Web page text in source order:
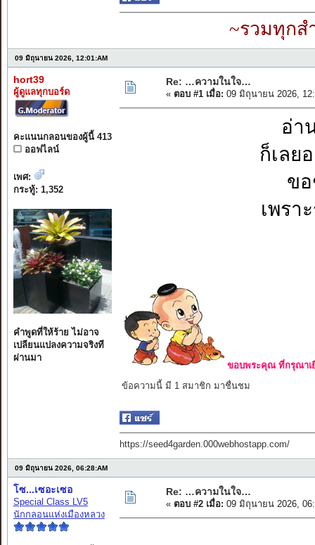
~รวมทุกส
09 มิถุนายน 2026, 12:01:AM
hort39
ผู้ดูแลทุกบอร์ด
คะแนนกลอนของผู้นี้ 413
ออฟไลน์
เพศ:
กระทู้: 1,352
คำพูดที่ให้ร้าย ไม่อาจ
เปลียนแปลงความจริงที
ผ่านมา
Re: …ความในใจ…
« ตอบ #1 เมื่อ: 09 มิถุนายน 2026,
อ่า
ก็เลย
ข
เพรา
ขอบพระคุณ ที่กรุณาเ
ข้อความนี้ มี 1 สมาชิก มาชื่นชม
https://seed4garden.000webhostapp.com/
09 มิถุนายน 2026, 06:28:AM
โซ...เซอะเซอ
Special Class LV5
นักกลอนแห่งเมืองหลวง
Re: …ความในใจ…
« ตอบ #2 เมื่อ: 09 มิถุนายน 2026,